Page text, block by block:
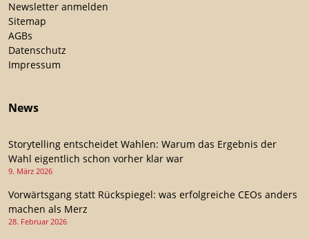
Newsletter anmelden
Sitemap
AGBs
Datenschutz
Impressum
News
Storytelling entscheidet Wahlen: Warum das Ergebnis der
Wahl eigentlich schon vorher klar war
9. März 2026
Vorwärtsgang statt Rückspiegel: was erfolgreiche CEOs anders
machen als Merz
28. Februar 2026